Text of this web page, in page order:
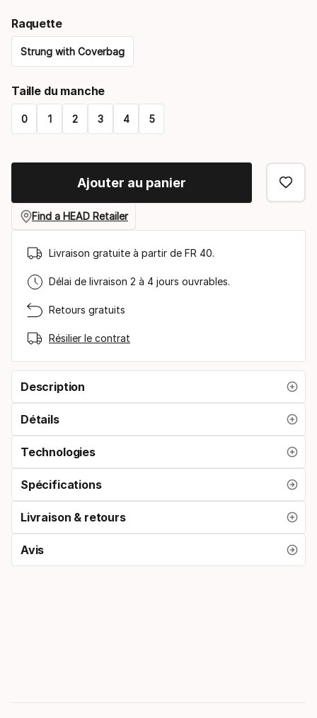
Raquette
Strung with Coverbag
select
option:
Taille du manche
0 1 2 3 4 5
select
taille
manche
Ajouter au panier
Find a HEAD Retailer
Livraison gratuite à partir de FR 40.
Délai de livraison 2 à 4 jours ouvrables.
Retours gratuits
Résilier le contrat
Description
Détails
Technologies
Spécifications
Livraison & retours
Avis